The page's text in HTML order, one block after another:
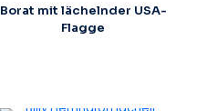
Borat mit lächelnder USA-
Flagge